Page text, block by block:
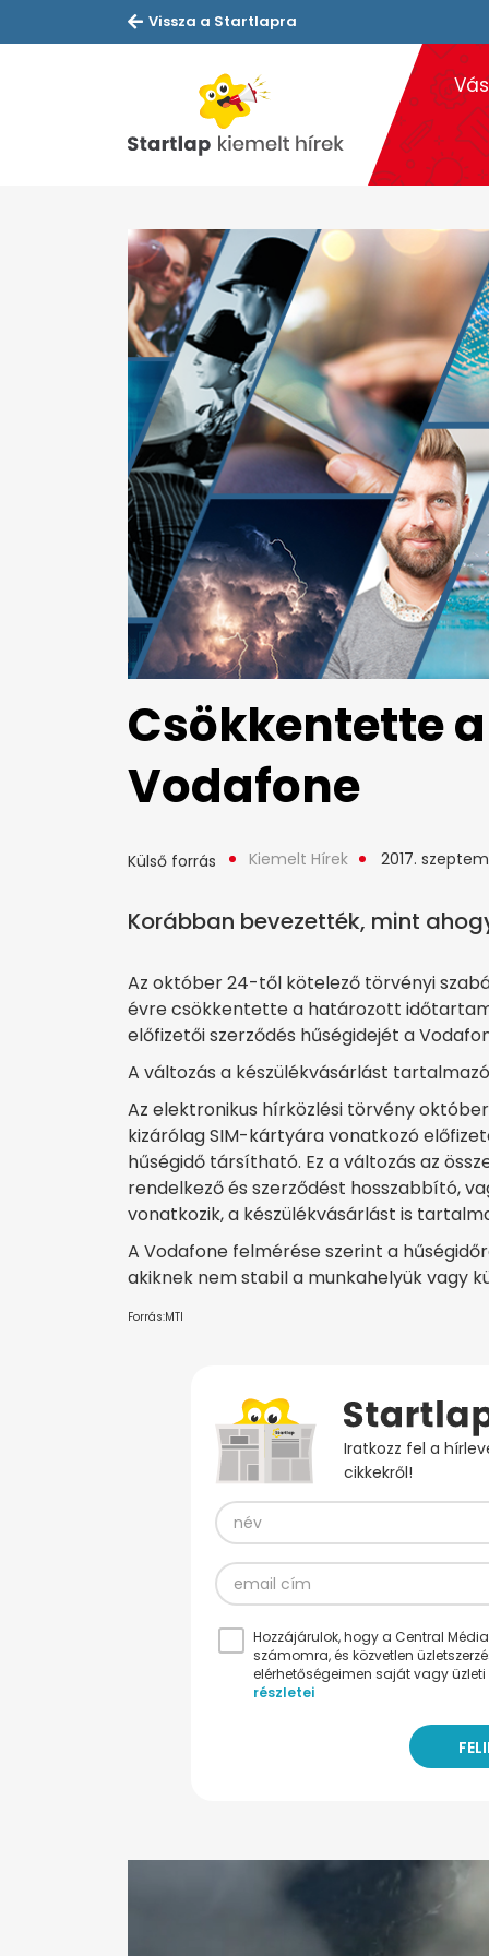
Vissza a Startlapra
Csökkentette
Vodafone
Külső forrás Kiemelt Hírek 2017.
Korábban bevezették, mint
Az október 24-től kötelező törvényi
évre csökkentette a határozott
előfizetői szerződés hűségidejét a
A változás a készülékvásárlást
Az elektronikus hírközlési törvény
kizárólag SIM-kártyára vonatkozó
hűségidő társítható. Ez a változás az
rendelkező és szerződést hosszabbító,
vonatkozik, a készülékvásárlást is
A Vodafone felmérése szerint a
akiknek nem stabil a munkahelyük vagy
Forrás:MTI
Iratkozz fel a
cikkekről!
Hozzájárulok, hogy a Central
számomra, és közvetlen
elérhetőségeimen saját vagy
részletei